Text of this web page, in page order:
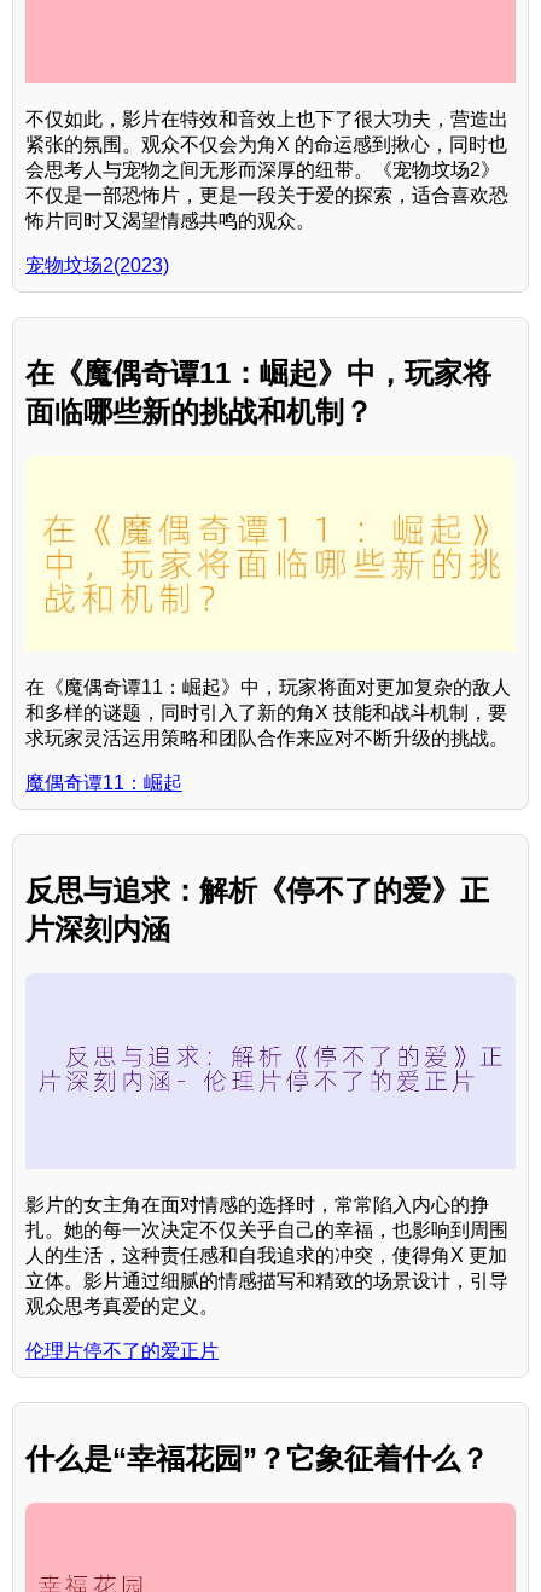
不仅如此，影片在特效和音效上也下了很大功夫，营造出
紧张的氛围。观众不仅会为角X 的命运感到揪心，同时也
会思考人与宠物之间无形而深厚的纽带。《宠物坟场2》
不仅是一部恐怖片，更是一段关于爱的探索，适合喜欢恐
怖片同时又渴望情感共鸣的观众。
宠物坟场2(2023)
在《魔偶奇谭11：崛起》中，玩家将
面临哪些新的挑战和机制？
在《魔偶奇谭11：崛起》中，玩家将面对更加复杂的敌人
和多样的谜题，同时引入了新的角X 技能和战斗机制，要
求玩家灵活运用策略和团队合作来应对不断升级的挑战。
魔偶奇谭11：崛起
反思与追求：解析《停不了的爱》正
片深刻内涵
影片的女主角在面对情感的选择时，常常陷入内心的挣
扎。她的每一次决定不仅关乎自己的幸福，也影响到周围
人的生活，这种责任感和自我追求的冲突，使得角X 更加
立体。影片通过细腻的情感描写和精致的场景设计，引导
观众思考真爱的定义。
伦理片停不了的爱正片
什么是“幸福花园”？它象征着什么？